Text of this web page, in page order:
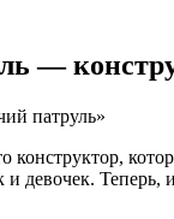
—
конструктор,
и девочек.